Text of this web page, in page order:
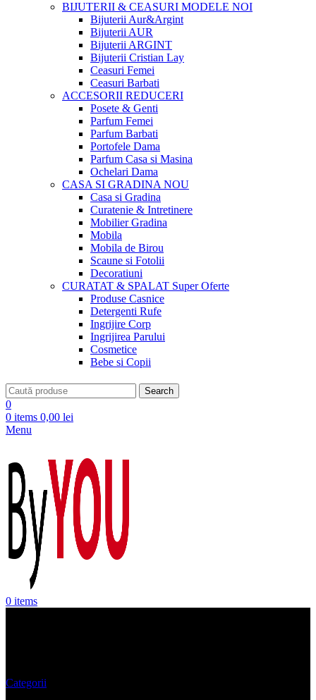
BIJUTERII & CEASURI MODELE NOI
Bijuterii Aur&Argint
Bijuterii AUR
Bijuterii ARGINT
Bijuterii Cristian Lay
Ceasuri Femei
Ceasuri Barbati
ACCESORII REDUCERI
Posete & Genti
Parfum Femei
Parfum Barbati
Portofele Dama
Parfum Casa si Masina
Ochelari Dama
CASA SI GRADINANOU
Casa si Gradina
Curatenie & Intretinere
Mobilier Gradina
Mobila
Mobila de Birou
Scaune si Fotolii
Decoratiuni
CURATAT & SPALAT Super Oferte
Produse Casnice
Detergenti Rufe
Ingrijire Corp
Ingrijirea Parului
Cosmetice
Bebe si Copii
Search
0
0 items 0,00 lei
Menu
0 items
Categorii